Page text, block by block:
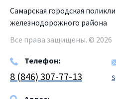
Самарская городская
железнодорожного района
Все права защищены. © 2026
Телефон:
8 (846) 307-77-13